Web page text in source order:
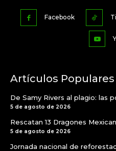
Facebook
Artículos Populares
De Samy Rivers al plagio: las
5 de agosto de 2026
Rescatan 13 Dragones
5 de agosto de 2026
Jornada nacional de